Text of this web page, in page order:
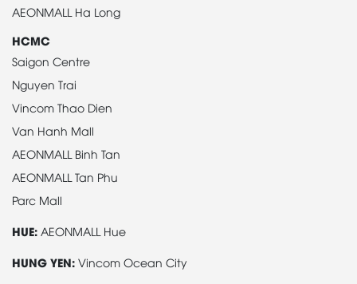
AEONMALL Ha Long
HCMC
Saigon Centre
Nguyen Trai
Vincom Thao Dien
Van Hanh Mall
AEONMALL Binh Tan
AEONMALL Tan Phu
Parc Mall
HUE: AEONMALL Hue
HUNG YEN: Vincom Ocean City